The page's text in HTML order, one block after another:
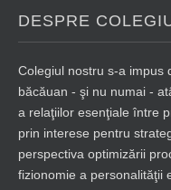
DESPRE
Colegiul nostru s-a impus
băcăuan - şi nu numai -
a relaţiilor esenţiale între
prin interese pentru
perspectiva optimizării
fizionomie a personalităţii